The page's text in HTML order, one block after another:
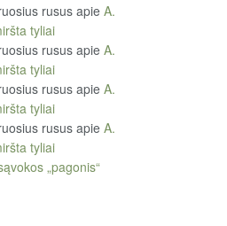
rususapie A.
tyliai
rususapie A.
tyliai
rususapie A.
tyliai
rususapie A.
tyliai
„pagonis“